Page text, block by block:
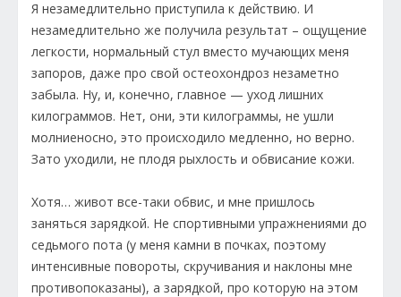
Я незамедлительно приступила к действию. И
незамедлительно же получила результат – ощущение
легкости, нормальный стул вместо мучающих меня
запоров, даже про свой остеохондроз незаметно
забыла. Ну, и, конечно, главное — уход лишних
килограммов. Нет, они, эти килограммы, не ушли
молниеносно, это происходило медленно, но верно.
Зато уходили, не плодя рыхлость и обвисание кожи.
Хотя… живот все-таки обвис, и мне пришлось
заняться зарядкой. Не спортивными упражнениями до
седьмого пота (у меня камни в почках, поэтому
интенсивные повороты, скручивания и наклоны мне
противопоказаны), а зарядкой, про которую на этом